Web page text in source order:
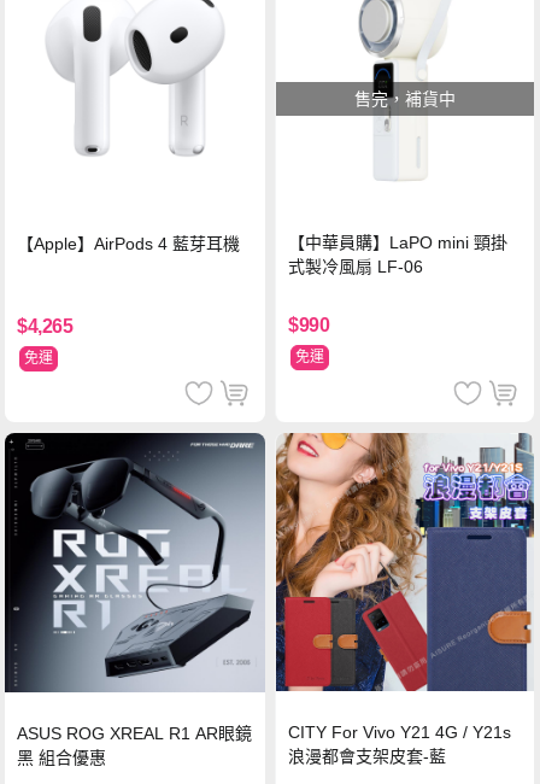
【Apple】AirPods 4 藍芽耳機
$4,265
免運
售完，補貨中
【中華員購】LaPO mini 頸掛
式製冷風扇 LF-06
$990
免運
ASUS ROG XREAL R1 AR眼鏡
黑 組合優惠
CITY For Vivo Y21 4G / Y21s
浪漫都會支架皮套-藍